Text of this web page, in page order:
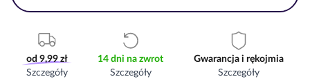
od 9,99 zł
Szczegóły
14 dni na zwrot
Szczegóły
Gwarancja i rękojmia
Szczegóły